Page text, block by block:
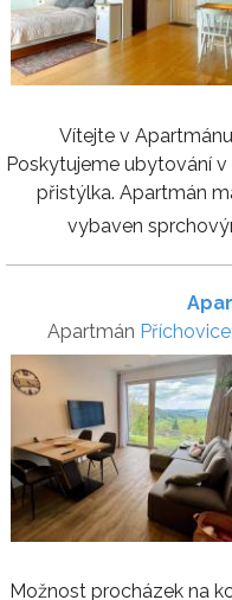
Vítejte v
Poskytujeme ubytování
přistýlka. Apartmán
vybaven
Apartmán Příchovice
Možnost procházek na